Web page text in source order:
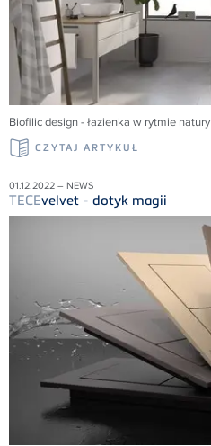
Biofilic design - łazienka w rytmie natury
CZYTAJ ARTYKUŁ
01.12.2022 – NEWS
TECEvelvet - dotyk magii